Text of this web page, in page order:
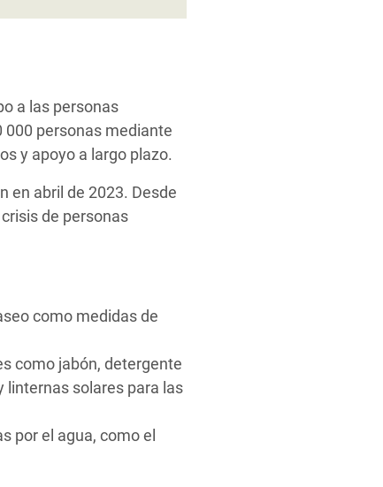
a las personas
personas mediante
y apoyo a largo plazo.
en abril de 2023. Desde
de personas
como medidas de
como jabón, detergente
linternas solares para las
por el agua, como el